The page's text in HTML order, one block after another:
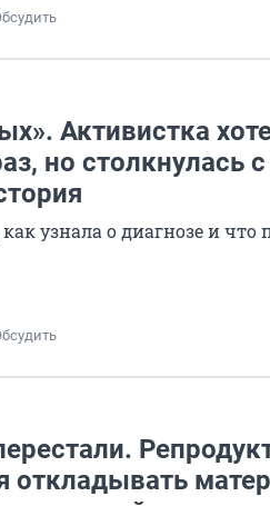
Активистка
но столкнулась с
узнала о диагнозе и что
откладывать